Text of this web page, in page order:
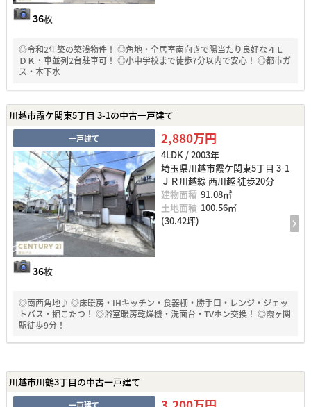
36枚
◎令和2年築の築浅物件！ ◎角地・全居室南向きで陽当たり良好な４Ｌ
ＤＫ・車並列2台駐車可！ ◎小中学校まで徒歩7分以内で安心！ ◎都市ガ
ス・本下水
川越市霞ケ関東5丁目 3-1の中古一戸建て
一戸建て
36枚
2,880万円
4LDK / 2003年
埼玉県川越市霞ケ関東5丁目 3-1
ＪＲ川越線 西川越 徒歩20分
建物面積 91.08㎡
土地面積 100.56㎡
(30.42坪)
◎南西角地♪ ◎床暖房・IHキッチン・食器棚・勝手口・レンジ・ジェッ
トバス・掘こたつ！ ◎浴室暖房乾燥機・洗面台・TVホン交換！ ◎霞ヶ関
駅徒歩9分！
川越市川鶴3丁目の中古一戸建て
一戸建て